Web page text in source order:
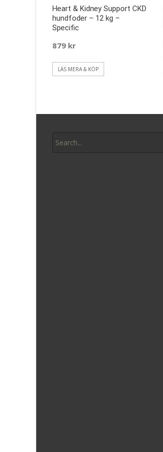
Heart & Kidney Support CKD
hundfoder – 12 kg –
Specific
879 kr
LÄS MERA & KÖP
for: